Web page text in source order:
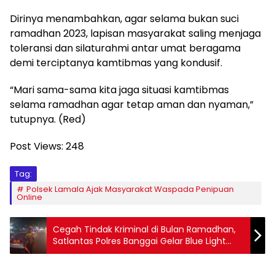
Dirinya menambahkan, agar selama bukan suci
ramadhan 2023, lapisan masyarakat saling menjaga
toleransi dan silaturahmi antar umat beragama
demi terciptanya kamtibmas yang kondusif.
“Mari sama-sama kita jaga situasi kamtibmas
selama ramadhan agar tetap aman dan nyaman,”
tutupnya. (Red)
Post Views: 248
Tag:
Polsek Lamala Ajak Masyarakat Waspada Penipuan
Online
Cegah Tindak Kriminal di Bulan Ramadhan,
Satlantas Polres Banggai Gelar Blue Light
Patrol